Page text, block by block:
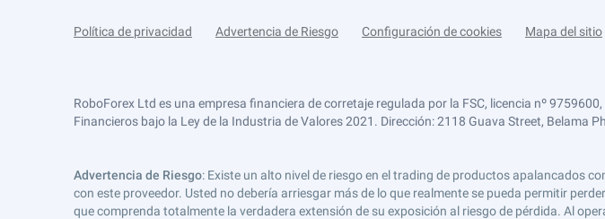
Política de privacidad Advertencia de Riesgo Configuración de cookies Mapa del sitio
RoboForex Ltd es una empresa financiera de corretaje regulada por la FSC, licencia nº
Financieros bajo la Ley de la Industria de Valores 2021. Dirección: 2118 Guava Street, Belama
Advertencia de Riesgo: Existe un alto nivel de riesgo en el trading de productos apalancados
con este proveedor. Usted no debería arriesgar más de lo que realmente se pueda permitir
que comprenda totalmente la verdadera extensión de su exposición al riesgo de pérdida. Al